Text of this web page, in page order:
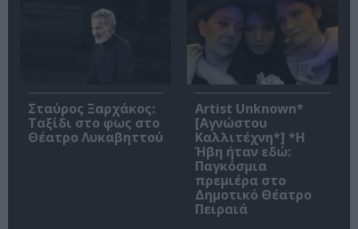
Σταύρος Ξαρχάκος:
Ταξίδι στο φως στο
Θέατρο Λυκαβηττού
Artist Unknown*
[Αγνώστου
Καλλιτέχνη*] *Η
Ήβη ήταν εδώ:
Παγκόσμια
πρεμιέρα στο
Δημοτικό Θέατρο
Πειραιά